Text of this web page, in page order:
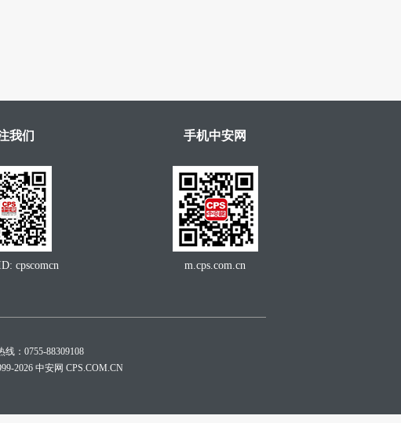
我们
cpscomcn
手机中安网
m.cps.com.cn
：0755-88309108
2026 中安网 CPS.COM.CN